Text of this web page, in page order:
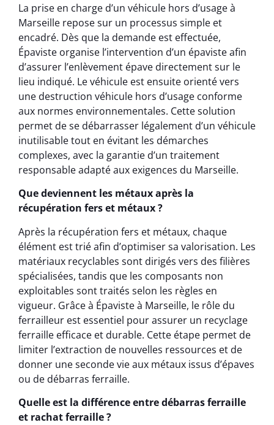
La prise en charge d’un véhicule hors d’usage à
Marseille repose sur un processus simple et
encadré. Dès que la demande est effectuée,
Épaviste organise l’intervention d’un épaviste afin
d’assurer l’enlèvement épave directement sur le
lieu indiqué. Le véhicule est ensuite orienté vers
une destruction véhicule hors d’usage conforme
aux normes environnementales. Cette solution
permet de se débarrasser légalement d’un véhicule
inutilisable tout en évitant les démarches
complexes, avec la garantie d’un traitement
responsable adapté aux exigences du Marseille.
Que deviennent les métaux après la
récupération fers et métaux ?
Après la récupération fers et métaux, chaque
élément est trié afin d’optimiser sa valorisation. Les
matériaux recyclables sont dirigés vers des filières
spécialisées, tandis que les composants non
exploitables sont traités selon les règles en
vigueur. Grâce à Épaviste à Marseille, le rôle du
ferrailleur est essentiel pour assurer un recyclage
ferraille efficace et durable. Cette étape permet de
limiter l’extraction de nouvelles ressources et de
donner une seconde vie aux métaux issus d’épaves
ou de débarras ferraille.
Quelle est la différence entre débarras ferraille
et rachat ferraille ?